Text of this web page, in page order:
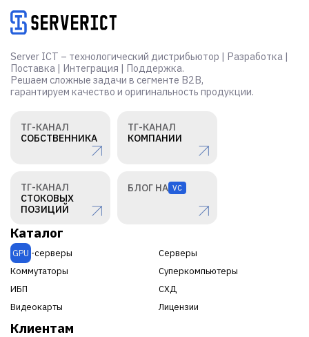
Server ICT – технологический дистрибьютор | Разработка |
Поставка | Интеграция | Поддержка.
Решаем сложные задачи в сегменте B2B,
гарантируем качество и оригинальность продукции.
ТГ-КАНАЛ
СОБСТВЕННИКА
ТГ-КАНАЛ
КОМПАНИИ
ТГ-КАНАЛ
СТОКОВЫХ
ПОЗИЦИЙ
БЛОГ НА VC
Каталог
GPU -серверы
Серверы
Коммутаторы
Суперкомпьютеры
ИБП
СХД
Видеокарты
Лицензии
Клиентам